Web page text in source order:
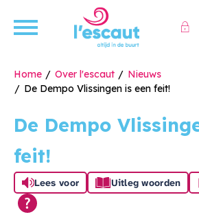
Naar de homepage
Ga naar Hoofd
Home Over l'escaut
Nieuws
De Dempo Vlissingen is een feit!
De Dempo Vlissingen is een
feit!
Lees voor Uitleg woorden